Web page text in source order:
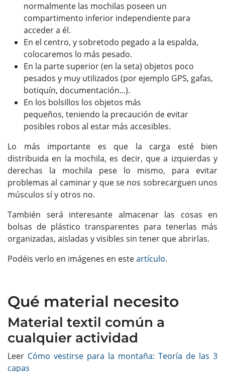
normalmente las mochilas poseen un
compartimento inferior independiente para
acceder a él.
En el centro, y sobretodo pegado a la espalda,
colocaremos lo más pesado.
En la parte superior (en la seta) objetos poco
pesados y muy utilizados (por ejemplo GPS, gafas,
botiquín, documentación...).
En los bolsillos los objetos más
pequeños, teniendo la precaución de evitar
posibles robos al estar más accesibles.
Lo más importante es que la carga esté bien
distribuida en la mochila, es decir, que a izquierdas y
derechas la mochila pese lo mismo, para evitar
problemas al caminar y que se nos sobrecarguen unos
músculos sí y otros no.
También será interesante almacenar las cosas en
bolsas de plástico transparentes para tenerlas más
organizadas, aisladas y visibles sin tener que abrirlas.
Podéis verlo en imágenes en esteartículo.
Qué material necesito
Material textil común a
cualquier actividad
Leer Cómo vestirse para la montaña: Teoría de las 3
capas